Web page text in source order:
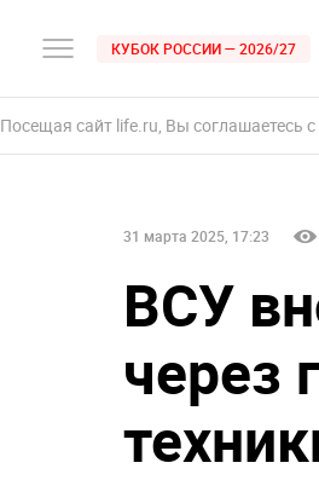
КУБОК РОССИИ — 2026/27
Посещая сайт life.ru, Вы соглашаетесь
31 марта 2025, 17:23
ВСУ
через